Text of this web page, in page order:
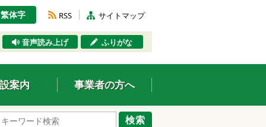
繁体字 RSS サイトマップ
音声読み上げ ふりがな
案内 事業者の方へ
検索